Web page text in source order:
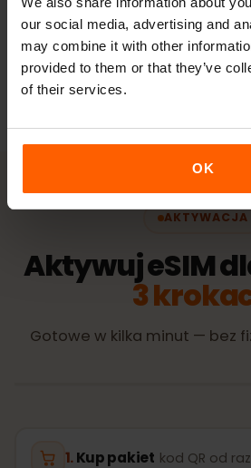
our social media, advertising and
may combine it with other
provided to them or that they’ve
of their services.
OK
Wszystkie wartości są orientacyjne.
zależy od urządzenia, ustawień
korzystania.
AKTYWACJA
Aktywuj eSIM
3
Gotowe w kilka minut — bez
Kup pakiet kod QR od